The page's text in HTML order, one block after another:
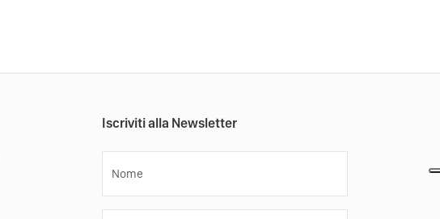
Iscriviti alla Newsletter
Nome